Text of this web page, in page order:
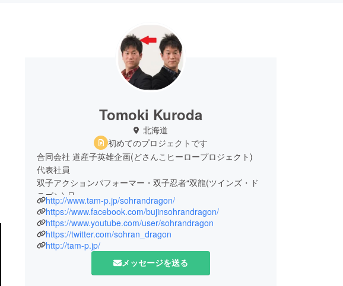
Tomoki Kuroda
北海道
初めてのプロジェクトです
合同会社 道産子英雄企画(どさんこヒーロープロジェクト)
代表社員
双子アクションパフォーマー・双子忍者“双龍(ツインズ・ド
ラゴン) 兄
アクションエンターテイメント＆映像制作団体 TAM-Project
代表、
北海道札幌市出身。双子の兄。
北海道立札幌東高等学校体操部出身。
http://www.tam-p.jp/sohrandragon/
https://www.facebook.com/bujinsohrandragon/
https://www.youtube.com/user/sohrandragon
https://twitter.com/sohran_dragon
http://tam-p.jp/
メッセージを送る